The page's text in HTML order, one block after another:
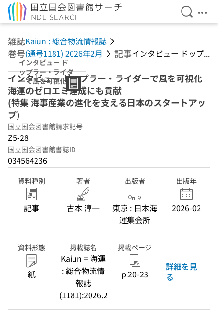
検索を
メ
雑誌Kaiun : 総合物流情報誌
巻号(通号1181) 2026年2月 記事インタビュー ドップ...
インタビュー ド
ップラー・ライダ
ーで風を可視化
海運のゼロエミ達
成にも貢献 (特集
海事産業の進化を
支える日本のスタ
ートアップ)
インタビュー ドップラー・ライダーで風を可視化
海運のゼロエミ達成にも貢献
(特集 海事産業の進化を支える日本のスタートアッ
プ)
国立国会図書館請求記号
Z5-28
国立国会図書館書誌ID
034564236
資料種別
記事
著者
古本 淳一
出版者
東京 : 日本海
運集会所
出版年
2026-02
資料形態
紙
掲載誌名
Kaiun = 海運
: 総合物流情
報誌
(1181):2026.2
掲載ページ
p.20-23
詳細を見
る